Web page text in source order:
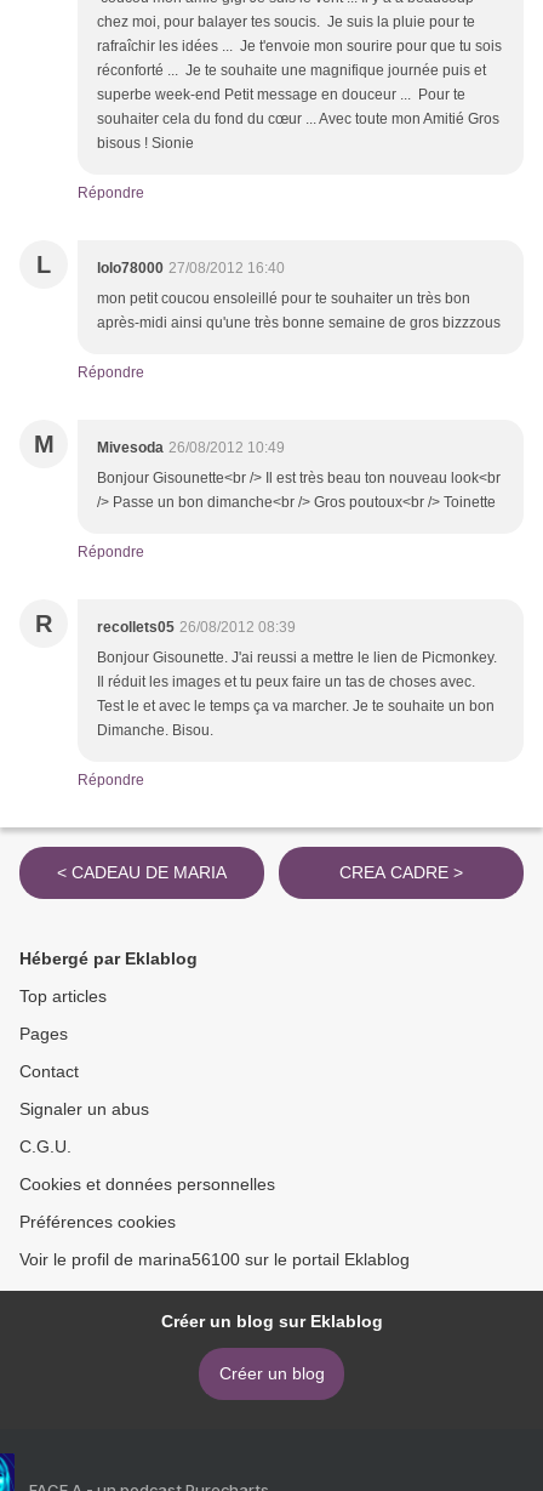
chez moi, pour balayer tes soucis. Je suis la pluie pour te
rafraîchir les idées ... Je t'envoie mon sourire pour que tu sois
réconforté ... Je te souhaite une magnifique journée puis et
superbe week-end Petit message en douceur ... Pour te
souhaiter cela du fond du cœur ... Avec toute mon Amitié Gros
bisous ! Sionie
Répondre
L lolo78000 27/08/2012 16:40
mon petit coucou ensoleillé pour te souhaiter un très bon
après-midi ainsi qu'une très bonne semaine de gros bizzzous
Répondre
M Mivesoda 26/08/2012 10:49
Bonjour Gisounette<br /> Il est très beau ton nouveau look<br
/> Passe un bon dimanche<br /> Gros poutoux<br /> Toinette
Répondre
R recollets05 26/08/2012 08:39
Bonjour Gisounette. J'ai reussi a mettre le lien de Picmonkey.
Il réduit les images et tu peux faire un tas de choses avec.
Test le et avec le temps ça va marcher. Je te souhaite un bon
Dimanche. Bisou.
Répondre
< CADEAU DE MARIA CREA CADRE >
Hébergé par Eklablog
Top articles
Pages
Contact
Signaler un abus
C.G.U.
Cookies et données personnelles
Préférences cookies
Voir le profil de marina56100 sur le portail Eklablog
Créer un blog sur Eklablog
Créer un blog